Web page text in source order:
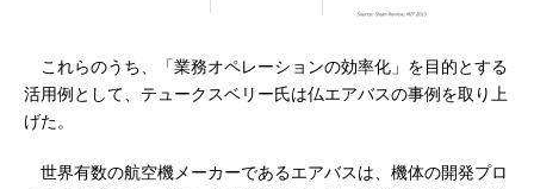
これらのうち、「業務オペレーションの効率化」を目的とする
活用例として、テュークスベリー氏は仏エアバスの事例を取り上
げた。
世界有数の航空機メーカーであるエアバスは、機体の開発プロ